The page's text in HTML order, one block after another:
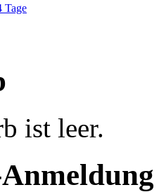
Tage
ist leer.